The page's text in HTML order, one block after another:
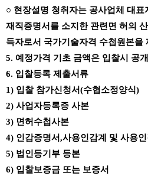
○ 현장설명 청취자는 공사업체 대
재직증명서를 소지한 관련면 허의
득자로서 국가기술자격 수첩원본을
5. 예정가격 기초 금액은 입찰시 공개
6. 입찰등록 제출서류
1) 입찰 참가신청서(수협소정양식)
2) 사업자등록증 사본
3) 면허수첩사본
4) 인감증명서,사용인감계 및 사용
5) 법인등기부 등본
6) 입찰보증금 또는 보증서